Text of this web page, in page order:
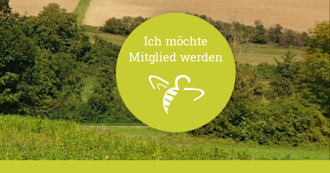
Ich möchte
Mitglied werden